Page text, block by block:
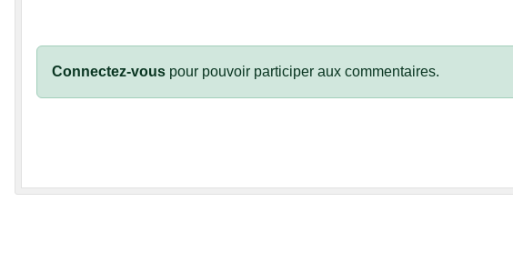
Connectez-vous pour pouvoir participer aux commentaires.